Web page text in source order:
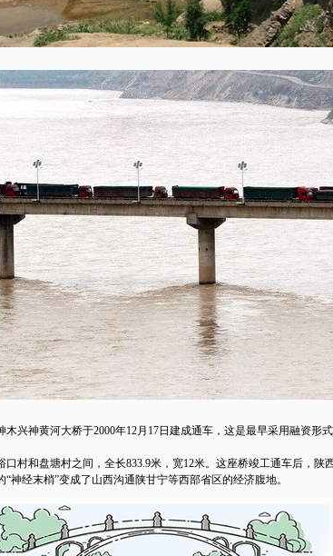
神黄河大桥于2000年12月17日建成通车，这是最早采用融资形式
和盘塘村之间，全长833.9米，宽12米。这座桥竣工通车后，陕
经末梢”变成了山西沟通陕甘宁等西部省区的经济腹地。